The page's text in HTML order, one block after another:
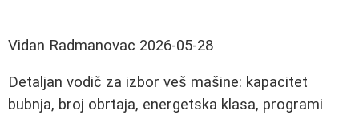
Vidan Radmanovac 2026-05-28
Detaljan vodič za izbor veš mašine: kapacitet
bubnja, broj obrtaja, energetska klasa, programi